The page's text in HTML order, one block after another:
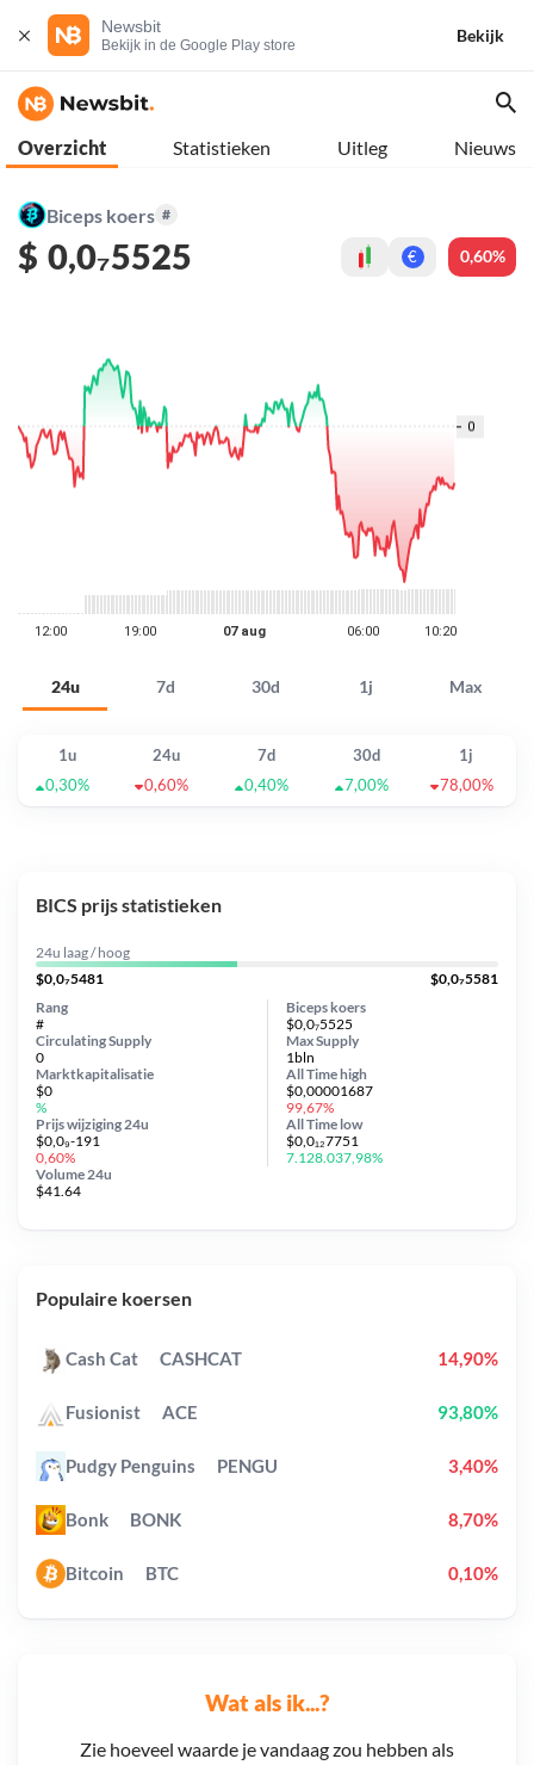
Newsbit
Bekijk in de Google Play store
Bekijk
Overzicht Statistieken Uitleg Nieuws
Biceps koers #
$ 0,0₇5525 € 0,60%
24u 7d 30d 1j Max
1u 24u 7d 30d
1j
0,30%
0,60% 0,40% 7,00% 78,00%
Wat als ik...?
Zie hoeveel waarde je vandaag zou hebben als
BICS prijs statistieken
24u laag / hoog
$0,0₇5481
$0,0₇5581
Biceps koers
$0,0₇5525
Circulating Supply
0
Prijs wijziging 24u
$0,0₉-191
0,60%
Max Supply
1bln
Marktkapitalisatie
$0
%
Volume 24u
$41.64
Rang
#
All Timehigh
$0,00001687
99,67%
All Time low
$0,0₁₂7751
7.128.037,98%
Populaire koersen
Cash Cat CASHCAT 14,90%
Fusionist ACE 93,80%
Pudgy Penguins PENGU 3,40%
Bonk BONK 8,70%
Bitcoin BTC 0,10%